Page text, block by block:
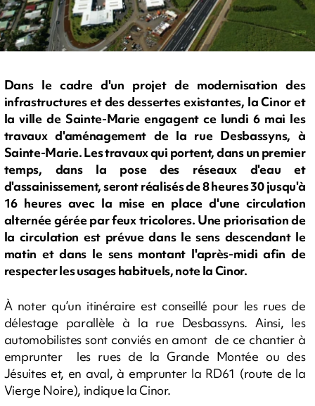
Dans le cadre d'un projet de modernisation des
infrastructures et des dessertes existantes, la Cinor et
la ville de Sainte-Marie engagent ce lundi 6 mai les
travaux d'aménagement de la rue Desbassyns, à
Sainte-Marie. Les travaux qui portent, dans un premier
temps, dans la pose des réseaux d'eau et
d'assainissement, seront réalisés de 8 heures 30 jusqu'à
16 heures avec la mise en place d'une circulation
alternée gérée par feux tricolores. Une priorisation de
la circulation est prévue dans le sens descendant le
matin et dans le sens montant l'après-midi afin de
respecter les usages habituels, note la Cinor.
À noter qu’un itinéraire est conseillé pour les rues de
délestage parallèle à la rue Desbassyns. Ainsi, les
automobilistes sont conviés en amont de ce chantier à
emprunter les rues de la Grande Montée ou des
Jésuites et, en aval, à emprunter la RD61 (route de la
Vierge Noire), indique la Cinor.